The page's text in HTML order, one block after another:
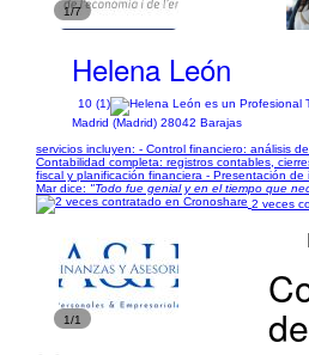
1/7
Helena León
10 (1)
Madrid (Madrid) 28042 Barajas
servicios incluyen: - Control financiero: análisis
Contabilidad completa: registros contables,
fiscal y planificación financiera - Presentación de
Mar dice: "Todo fue genial y en el tiempo que
2 veces
1/1